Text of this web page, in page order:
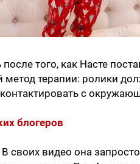
того, как Насте
метод терапии: ролики
с
блогеров
своих видео она